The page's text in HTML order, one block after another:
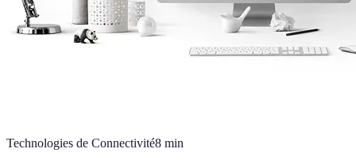
Technologies de Connectivité8 min